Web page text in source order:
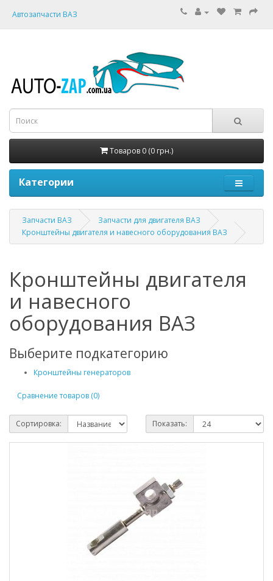
Автозапчасти ВАЗ
Товаров 0 (0 грн.)
Категории
Запчасти ВАЗ
Запчасти для двигателя ВАЗ
Кронштейны двигателя и навесного оборудования ВАЗ
Кронштейны двигателя
и навесного
оборудования ВАЗ
Выберите подкатегорию
Кронштейны генераторов
Сравнение товаров (0)
Сортировка: Показать: